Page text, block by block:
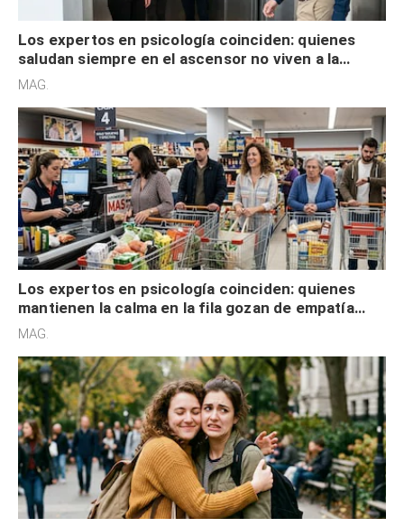
Los expertos en psicología coinciden: quienes
saludan siempre en el ascensor no viven a la
defensiva y tienen apertura social
MAG.
Los expertos en psicología coinciden: quienes
mantienen la calma en la fila gozan de empatía
cognitiva, gratitud y no solo tienen autocontrol
MAG.